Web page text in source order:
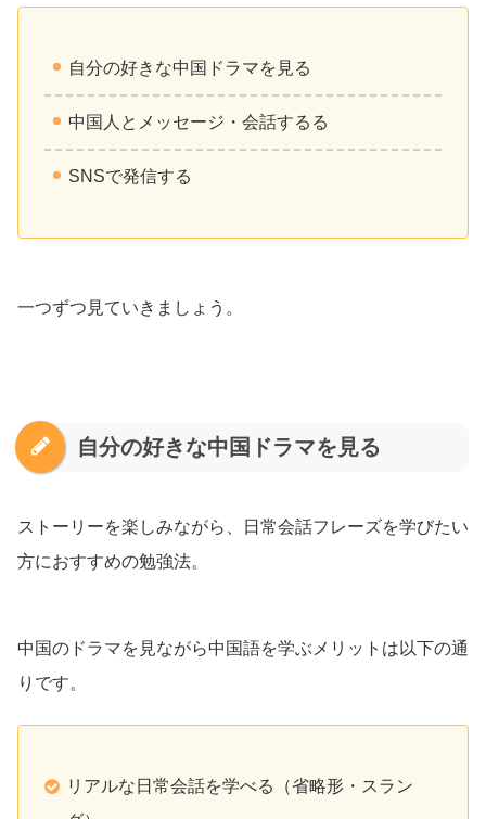
自分の好きな中国ドラマを見る
中国人とメッセージ・会話するる
SNSで発信する
一つずつ見ていきましょう。
自分の好きな中国ドラマを見る
ストーリーを楽しみながら、日常会話フレーズを学びたい
方におすすめの勉強法。
中国のドラマを見ながら中国語を学ぶメリットは以下の通
りです。
リアルな日常会話を学べる（省略形・スラン